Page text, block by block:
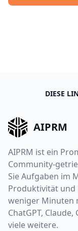
DIESE
AIPRM
AIPRM ist ein
Community-
Sie Aufgaben im
Produktivität
weniger Minuten
ChatGPT,
viele weitere.